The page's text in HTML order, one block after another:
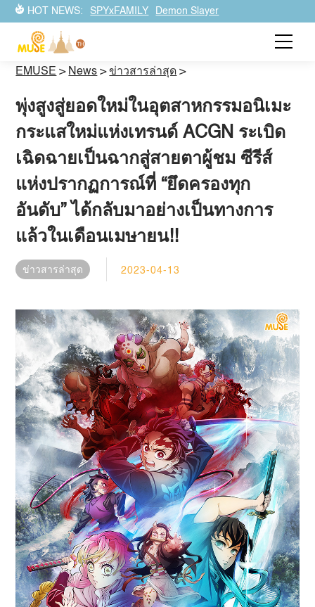
HOT NEWS: SPYxFAMILY Demon Slayer
EMUSE > News >ข่าวสารล่าสุด >
พุ่งสูงสู่ยอดใหม่ในอุตสาหกรรมอนิเมะ
กระแสใหม่แห่งเทรนด์ ACGN ระเบิด
เฉิดฉายเป็นฉากสู่สายตาผู้ชม ซีรีส์
แห่งปรากฏการณ์ที่ “ยึดครองทุก
อันดับ” ได้กลับมาอย่างเป็นทางการ
แล้วในเดือนเมษายน!!
ข่าวสารล่าสุด 2023-04-13